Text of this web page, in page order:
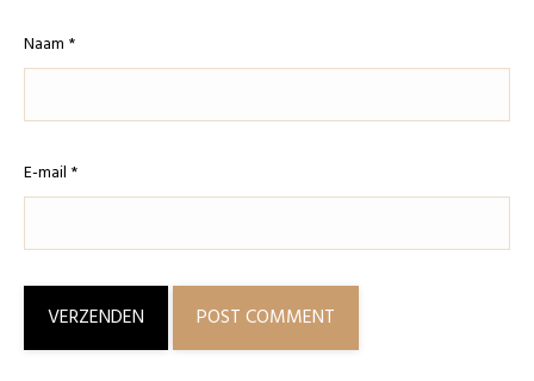
Naam *
E-mail *
POST COMMENT